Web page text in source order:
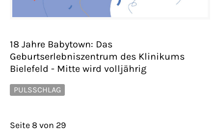
18 Jahre Babytown: Das
Geburtserlebniszentrum des Klinikums
Bielefeld - Mitte wird volljährig
PULSSCHLAG
Seite 8 von 29